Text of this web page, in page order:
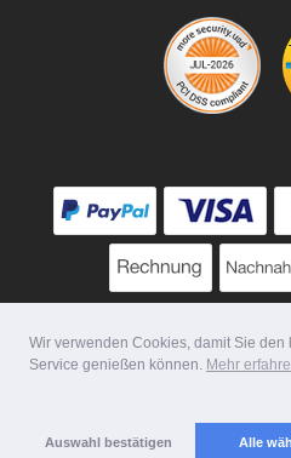
Wir verwenden Cookies, damit Sie den
Service genießen können. Mehr
Auswahl bestätigen Alle
* Alle Preise zzgl.
Copyright 2026 by